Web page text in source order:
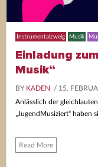
Instrumentalzweig Musik
Einladung
Musik“
BY KADEN
/ 15.
Anlässlich der
„JugendMusiziert“ haben
Read More